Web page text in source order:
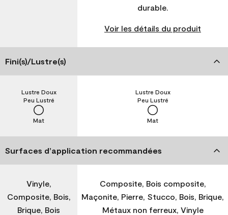
durable.
Voir les détails du produit
Fini(s)/Lustre(s)
Mat
Peu Lustré
Lustre Doux
Mat
Peu Lustré
Lustre Doux
Surfaces d’application recommandées
Vinyle,
Composite, Bois,
Brique, Bois
Composite, Bois composite,
Maçonite, Pierre, Stucco, Bois, Brique,
Métaux non ferreux, Vinyle